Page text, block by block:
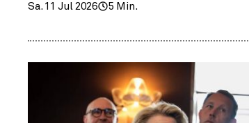
Sa. 11 Jul 2026 5 Min.